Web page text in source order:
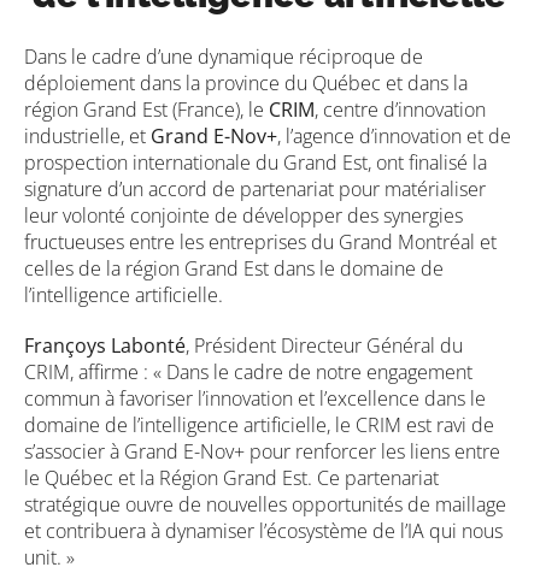
Dans le cadre d’une dynamique réciproque de
déploiement dans la province du Québec et dans la
région Grand Est (France), le CRIM, centre d’innovation
industrielle, et Grand E-Nov+, l’agence d’innovation et de
prospection internationale du Grand Est, ont finalisé la
signature d’un accord de partenariat pour matérialiser
leur volonté conjointe de développer des synergies
fructueuses entre les entreprises du Grand Montréal et
celles de la région Grand Est dans le domaine de
l’intelligence artificielle.
Françoys Labonté, Président Directeur Général du
CRIM, affirme : « Dans le cadre de notre engagement
commun à favoriser l’innovation et l’excellence dans le
domaine de l’intelligence artificielle, le CRIM est ravi de
s’associer à Grand E-Nov+ pour renforcer les liens entre
le Québec et la Région Grand Est. Ce partenariat
stratégique ouvre de nouvelles opportunités de maillage
et contribuera à dynamiser l’écosystème de l’IA qui nous
unit. »